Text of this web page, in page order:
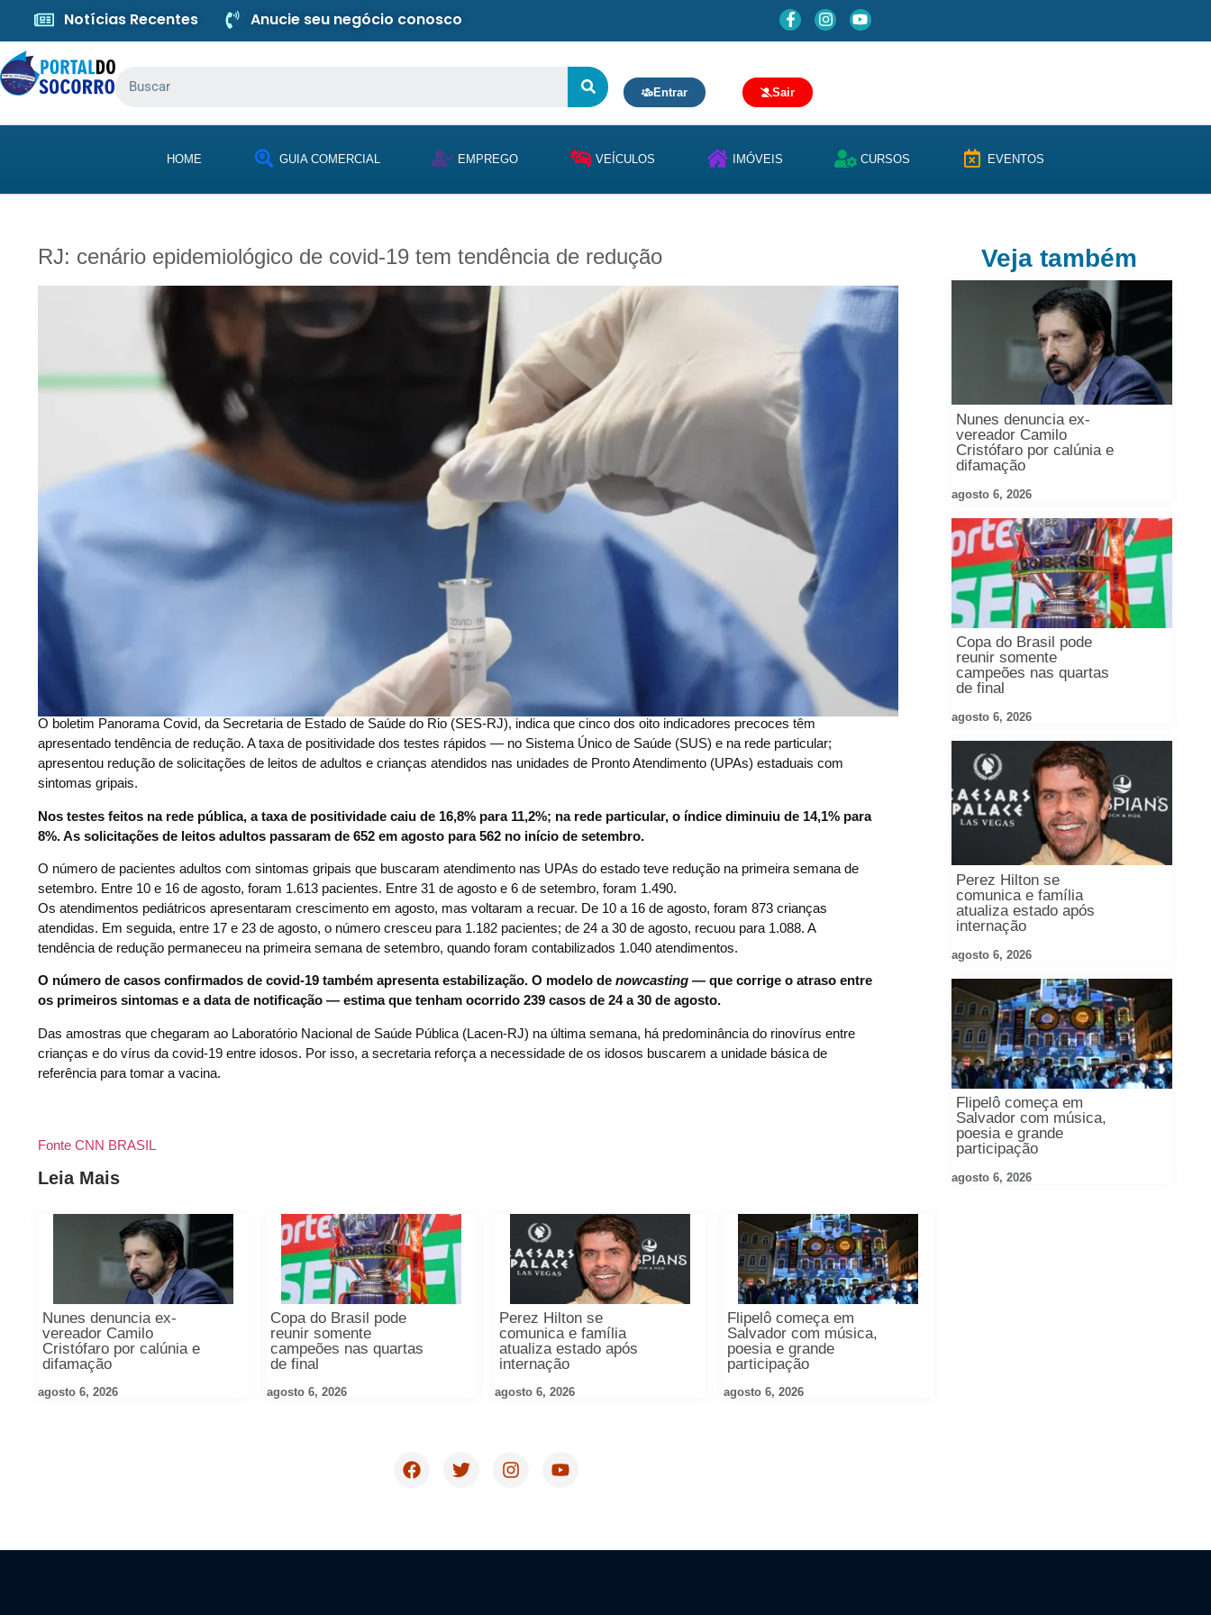
Notícias Recentes Anucie seu negócio conosco
Entrar Sair
HOME GUIA COMERCIAL EMPREGO VEÍCULOS IMÓVEIS CURSOS EVENTOS
RJ: cenário epidemiológico de covid-19 tem tendência de redução
O boletim Panorama Covid, da Secretaria de Estado de Saúde do Rio (SES-RJ), indica que cinco dos oito indicadores precoces têm
apresentado tendência de redução. A taxa de positividade dos testes rápidos — no Sistema Único de Saúde (SUS) e na rede particular;
apresentou redução de solicitações de leitos de adultos e crianças atendidos nas unidades de Pronto Atendimento (UPAs) estaduais com
sintomas gripais.
Nos testes feitos na rede pública, a taxa de positividade caiu de 16,8% para 11,2%; na rede particular, o índice diminuiu de 14,1% para
8%. As solicitações de leitos adultos passaram de 652 em agosto para 562 no início de setembro.
O número de pacientes adultos com sintomas gripais que buscaram atendimento nas UPAs do estado teve redução na primeira semana de
setembro. Entre 10 e 16 de agosto, foram 1.613 pacientes. Entre 31 de agosto e 6 de setembro, foram 1.490.
Os atendimentos pediátricos apresentaram crescimento em agosto, mas voltaram a recuar. De 10 a 16 de agosto, foram 873 crianças
atendidas. Em seguida, entre 17 e 23 de agosto, o número cresceu para 1.182 pacientes; de 24 a 30 de agosto, recuou para 1.088. A
tendência de redução permaneceu na primeira semana de setembro, quando foram contabilizados 1.040 atendimentos.
O número de casos confirmados de covid-19 também apresenta estabilização. O modelo de nowcasting — que corrige o atraso entre
os primeiros sintomas e a data de notificação — estima que tenham ocorrido 239 casos de 24 a 30 de agosto.
Das amostras que chegaram ao Laboratório Nacional de Saúde Pública (Lacen-RJ) na última semana, há predominância do rinovírus entre
crianças e do vírus da covid-19 entre idosos. Por isso, a secretaria reforça a necessidade de os idosos buscarem a unidade básica de
referência para tomar a vacina.
Fonte CNN BRASIL
Leia Mais
Nunes denuncia ex-
vereador Camilo
Cristófaro por calúnia e
difamação
agosto 6, 2026
Copa do Brasil pode
reunir somente
campeões nas quartas
de final
agosto 6, 2026
Perez Hilton se
comunica e família
atualiza estado após
internação
agosto 6, 2026
Flipelô começa em
Salvador com música,
poesia e grande
participação
agosto 6, 2026
Veja também
Nunes denuncia ex-
vereador Camilo
Cristófaro por calúnia e
difamação
agosto 6, 2026
Copa do Brasil pode
reunir somente
campeões nas quartas
de final
agosto 6, 2026
Perez Hilton se
comunica e família
atualiza estado após
internação
agosto 6, 2026
Flipelô começa em
Salvador com música,
poesia e grande
participação
agosto 6, 2026